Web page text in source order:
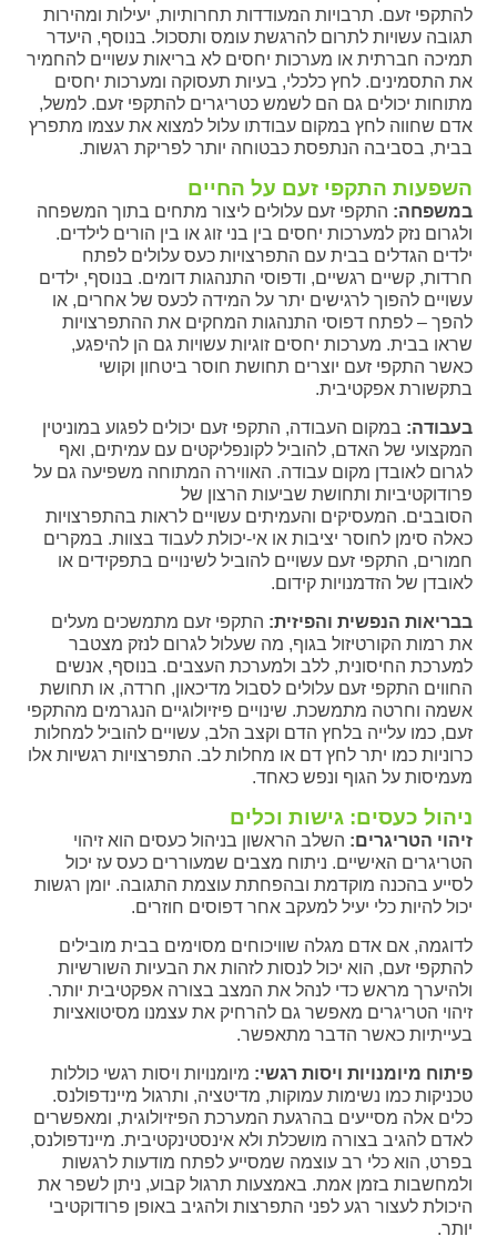
להתקפי זעם. תרבויות המעודדות תחרותיות, יעילות ומהירות
תגובה עשויות לתרום להרגשת עומס ותסכול. בנוסף, היעדר
תמיכה חברתית או מערכות יחסים לא בריאות עשויים להחמיר
את התסמינים. לחץ כלכלי, בעיות תעסוקה ומערכות יחסים
מתוחות יכולים גם הם לשמש כטריגרים להתקפי זעם. למשל,
אדם שחווה לחץ במקום עבודתו עלול למצוא את עצמו מתפרץ
בבית, בסביבה הנתפסת כבטוחה יותר לפריקת רגשות.
השפעות התקפי זעם על החיים
במשפחה: התקפי זעם עלולים ליצור מתחים בתוך המשפחה
ולגרום נזק למערכות יחסים בין בני זוג או בין הורים לילדים.
ילדים הגדלים בבית עם התפרצויות כעס עלולים לפתח
חרדות, קשיים רגשיים, ודפוסי התנהגות דומים. בנוסף, ילדים
עשויים להפוך לרגישים יתר על המידה לכעס של אחרים, או
להפך – לפתח דפוסי התנהגות המחקים את ההתפרצויות
שראו בבית. מערכות יחסים זוגיות עשויות גם הן להיפגע,
כאשר התקפי זעם יוצרים תחושת חוסר ביטחון וקושי
בתקשורת אפקטיבית.
בעבודה: במקום העבודה, התקפי זעם יכולים לפגוע במוניטין
המקצועי של האדם, להוביל לקונפליקטים עם עמיתים, ואף
לגרום לאובדן מקום עבודה. האווירה המתוחה משפיעה גם על
פרודוקטיביות ותחושת שביעות הרצון של
הסובבים. המעסיקים והעמיתים עשויים לראות בהתפרצויות
כאלה סימן לחוסר יציבות או אי-יכולת לעבוד בצוות. במקרים
חמורים, התקפי זעם עשויים להוביל לשינויים בתפקידים או
לאובדן של הזדמנויות קידום.
בבריאות הנפשית והפיזית: התקפי זעם מתמשכים מעלים
את רמות הקורטיזול בגוף, מה שעלול לגרום לנזק מצטבר
למערכת החיסונית, ללב ולמערכת העצבים. בנוסף, אנשים
החווים התקפי זעם עלולים לסבול מדיכאון, חרדה, או תחושת
אשמה וחרטה מתמשכת. שינויים פיזיולוגיים הנגרמים מהתקפי
זעם, כמו עלייה בלחץ הדם וקצב הלב, עשויים להוביל למחלות
כרוניות כמו יתר לחץ דם או מחלות לב. התפרצויות רגשיות אלו
מעמיסות על הגוף ונפש כאחד.
ניהול כעסים: גישות וכלים
זיהוי הטריגרים: השלב הראשון בניהול כעסים הוא זיהוי
הטריגרים האישיים. ניתוח מצבים שמעוררים כעס עז יכול
לסייע בהכנה מוקדמת ובהפחתת עוצמת התגובה. יומן רגשות
יכול להיות כלי יעיל למעקב אחר דפוסים חוזרים.
לדוגמה, אם אדם מגלה שוויכוחים מסוימים בבית מובילים
להתקפי זעם, הוא יכול לנסות לזהות את הבעיות השורשיות
ולהיערך מראש כדי לנהל את המצב בצורה אפקטיבית יותר.
זיהוי הטריגרים מאפשר גם להרחיק את עצמנו מסיטואציות
בעייתיות כאשר הדבר מתאפשר.
פיתוח מיומנויות ויסות רגשי: מיומנויות ויסות רגשי כוללות
טכניקות כמו נשימות עמוקות, מדיטציה, ותרגול מיינדפולנס.
כלים אלה מסייעים בהרגעת המערכת הפיזיולוגית, ומאפשרים
לאדם להגיב בצורה מושכלת ולא אינסטינקטיבית. מיינדפולנס,
בפרט, הוא כלי רב עוצמה שמסייע לפתח מודעות לרגשות
ולמחשבות בזמן אמת. באמצעות תרגול קבוע, ניתן לשפר את
היכולת לעצור רגע לפני התפרצות ולהגיב באופן פרודוקטיבי
יותר.